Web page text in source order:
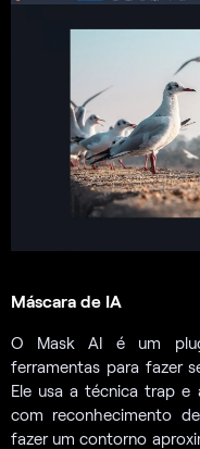
Máscara de IA
O Mask AI é um
ferramentas para fazer
Ele usa a técnica trap e
com reconhecimento
fazer um contorno